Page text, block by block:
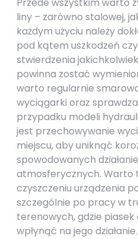
liny – zarówno stalowej,
każdym użyciu należy
pod kątem uszkodzeń
stwierdzenia
powinna zostać
warto regularnie
wyciągarki oraz
przypadku modeli
jest przechowywanie
miejscu, aby uniknąć
spowodowanych
atmosferycznych. Warto
czyszczeniu urządzenia
szczególnie po pracy w
terenowych, gdzie piasek
wpłynąć na jego działanie.